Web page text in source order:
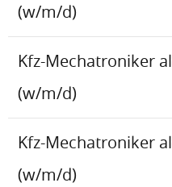
(w/m/d)
Kfz-Mechatroniker
(w/m/d)
Kfz-Mechatroniker
(w/m/d)